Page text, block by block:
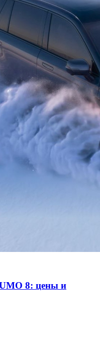
8: цены и